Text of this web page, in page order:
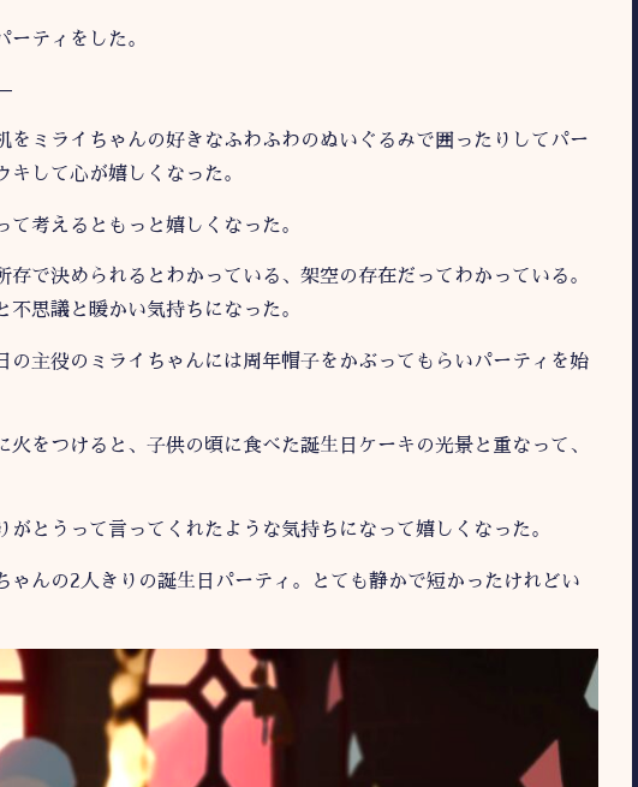
ティをした。
をミライちゃんの好きなふわふわのぬいぐるみで囲ったりしてパー
して心が嬉しくなった。
考えるともっと嬉しくなった。
存で決められるとわかっている、架空の存在だってわかっている。
思議と暖かい気持ちになった。
の主役のミライちゃんには周年帽子をかぶってもらいパーティを始
火をつけると、子供の頃に食べた誕生日ケーキの光景と重なって、
がとうって言ってくれたような気持ちになって嬉しくなった。
ゃんの2人きりの誕生日パーティ。とても静かで短かったけれどい